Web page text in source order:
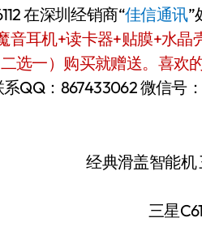
在深圳经销商“佳信通讯”
音耳机+读卡器+贴膜+水晶
选一）购买就赠送。喜欢
QQ：867433062 微信号：
三星